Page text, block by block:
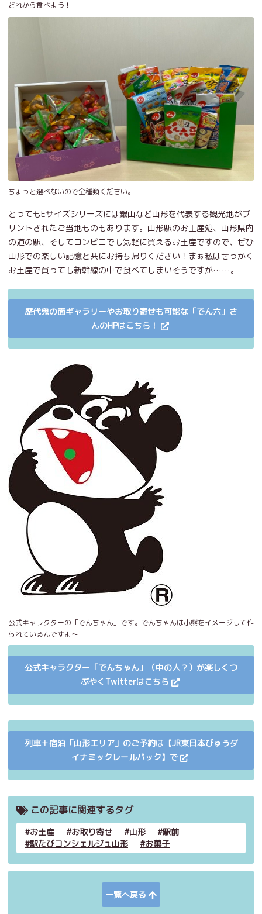
どれから食べよう！
ちょっと選べないので全種類ください。
とってもEサイズシリーズには銀山など山形を代表する観光地がプ
リントされたご当地ものもあります。山形駅のお土産処、山形県内
の道の駅、そしてコンビニでも気軽に買えるお土産ですので、ぜひ
山形での楽しい記憶と共にお持ち帰りください！まぁ私はせっかく
お土産で買っても新幹線の中で食べてしまいそうですが……。
歴代鬼の面ギャラリーやお取り寄せも可能な「でん六」さ
んのHPはこちら！
公式キャラクターの「でんちゃん」です。でんちゃんは小熊をイメージして作
られているんですよ～
公式キャラクター「でんちゃん」（中の人？）が楽しくつ
ぶやくTwitterはこちら
列車＋宿泊「山形エリア」のご予約は【JR東日本びゅうダ
イナミックレールパック】で
この記事に関連するタグ
お土産 お取り寄せ 山形
駅前
駅たびコンシェルジュ山形
お菓子
一覧へ戻る